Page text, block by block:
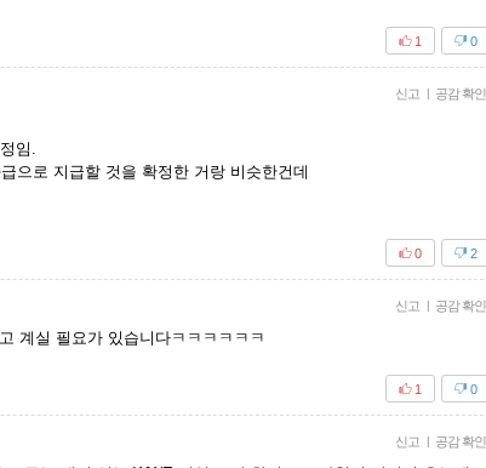
0
1
신고 | 공감 확인
임.
으로 지급할 것을 확정한 거랑 비슷한건데
2
0
신고 | 공감 확인
계실 필요가 있습니다ㅋㅋㅋㅋㅋㅋ
0
1
신고 | 공감 확인